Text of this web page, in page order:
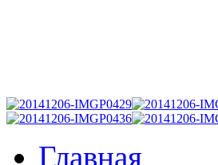
Главная